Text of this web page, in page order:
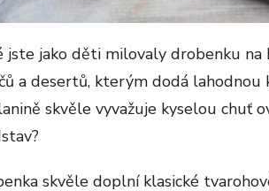
jste jako děti milovaly drobenku na
a desertů, kterým dodá lahodnou
skvěle vyvažuje kyselou chuť
skvěle doplní klasické